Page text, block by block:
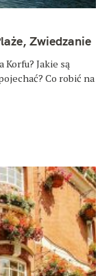
Zwiedzanie
Korfu? Jakie są
Co robić na